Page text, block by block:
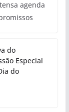
agenda
do
Especial
do